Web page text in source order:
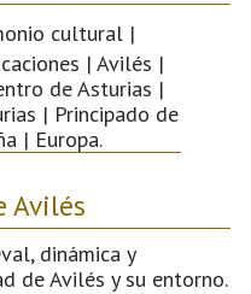
cultural |
| Avilés |
de Asturias |
| Principado de
| Europa.
Avilés
dinámica y
de Avilés y su entorno.